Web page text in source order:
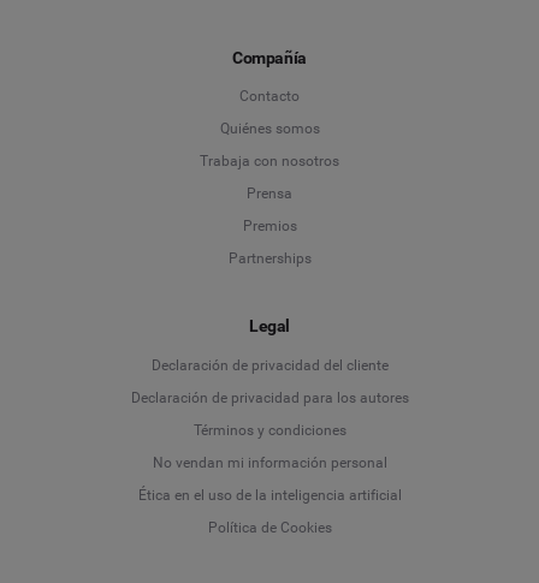
Compañía
Contacto
Quiénes somos
Trabaja con nosotros
Prensa
Premios
Partnerships
Legal
Declaración de privacidad del cliente
Declaración de privacidad para los autores
Términos y condiciones
No vendan mi información personal
Ética en el uso de la inteligencia artificial
Política de Cookies